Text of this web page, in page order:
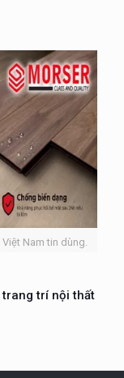
Nam tin dùng.
trí nội thất